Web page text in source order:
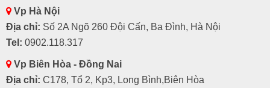
Vp Hà Nội
Địa chỉ: Số 2A Ngõ 260 Đội Cấn, Ba Đình, Hà Nội
Tel: 0902.118.317
Vp Biên Hòa - Đồng Nai
Địa chỉ: C178, Tổ 2, Kp3, Long Bình,Biên Hòa